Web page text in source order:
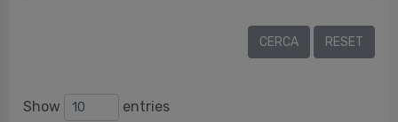
Show entries